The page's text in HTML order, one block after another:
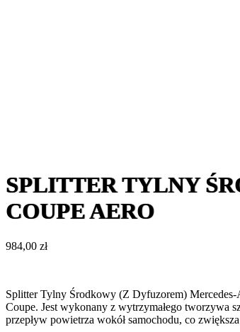
SPLITTER TYLNY
COUPE AERO
984,00 zł
Splitter Tylny Środkowy (Z Dyfuzorem)
Coupe. Jest wykonany z wytrzymałego tworzywa
przepływ powietrza wokół samochodu, co